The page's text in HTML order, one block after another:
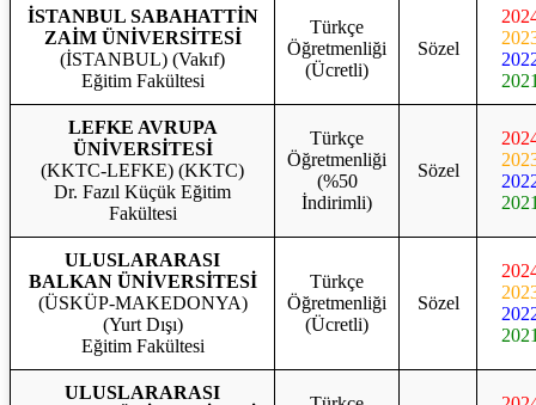
İSTANBUL SABAHATTİN
ZAİM ÜNİVERSİTESİ
(İSTANBUL) (Vakıf)
Eğitim Fakültesi
Türkçe
Öğretmenliği
(Ücretli)
Sözel
LEFKE AVRUPA
ÜNİVERSİTESİ
(KKTC-LEFKE) (KKTC)
Dr. Fazıl Küçük Eğitim
Fakültesi
Türkçe
Öğretmenliği
(%50
İndirimli)
Sözel
ULUSLARARASI
BALKAN ÜNİVERSİTESİ
(ÜSKÜP-MAKEDONYA)
(Yurt Dışı)
Eğitim Fakültesi
Türkçe
Öğretmenliği
(Ücretli)
Sözel
ULUSLARARASI